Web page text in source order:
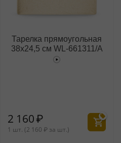
Тарелка прямоугольная
38x24,5 см WL‑661311/A
2 160₽
1 шт. (2 160 ₽ за шт.)